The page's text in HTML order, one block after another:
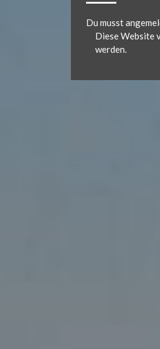
Du musst
Diese Website
werden.